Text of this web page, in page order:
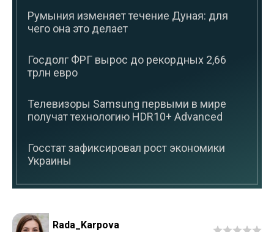
Румыния изменяет течение Дуная: для
чего она это делает
Госдолг ФРГ вырос до рекордных 2,66
трлн евро
Телевизоры Samsung первыми в мире
получат технологию HDR10+ Advanced
Госстат зафиксировал рост экономики
Украины
Rada_Karpova